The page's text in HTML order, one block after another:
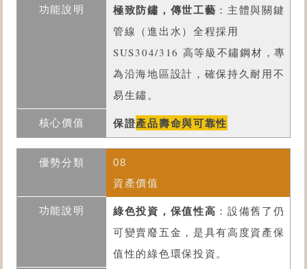
極致防鏽，傳世工藝 ：主體與關鍵
管線（進出水）全程採用
SUS304/316 高等級不鏽鋼材，專
為沿海地區設計，確保持久耐用不
易生鏽。
保證產品壽命與可靠性
08
資產價值
綠色投資，保值性高 ：設備舊了仍
可變賣廢五金，是具有高度資產保
值性的綠色環保投資。